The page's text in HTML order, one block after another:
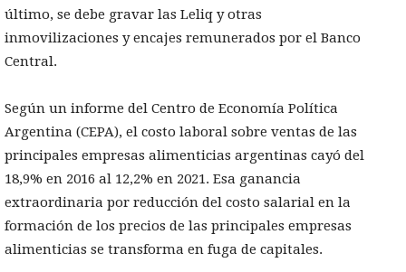
último, se debe gravar las Leliq y otras
inmovilizaciones y encajes remunerados por el Banco
Central.
Según un informe del Centro de Economía Política
Argentina (CEPA), el costo laboral sobre ventas de las
principales empresas alimenticias argentinas cayó del
18,9% en 2016 al 12,2% en 2021. Esa ganancia
extraordinaria por reducción del costo salarial en la
formación de los precios de las principales empresas
alimenticias se transforma en fuga de capitales.